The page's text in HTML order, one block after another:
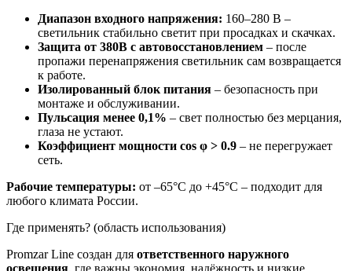
Диапазон входного напряжения: 160–280 В –
светильник стабильно светит при просадках и скачках.
Защита от 380В с автовосстановлением – после
пропажи перенапряжения светильник сам возвращается
к работе.
Изолированный блок питания – безопасность при
монтаже и обслуживании.
Пульсация менее 0,1% – свет полностью без мерцания,
глаза не устают.
Коэффициент мощности cos φ > 0.9 – не перегружает
сеть.
Рабочие температуры: от –65°C до +45°C – подходит для
любого климата России.
Где применять? (область использования)
Promzar Line создан для ответственного наружного
освещения, где важны экономия, надёжность и низкие